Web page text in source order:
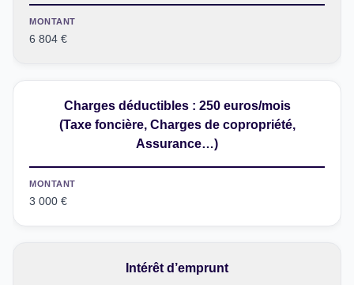
MONTANT
6 804 €
Charges déductibles : 250 euros/mois
(Taxe foncière, Charges de copropriété,
Assurance…)
MONTANT
3 000 €
Intérêt d’emprunt